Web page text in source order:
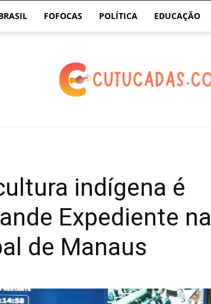
FOFOCAS POLÍTICA EDUCAÇÃO
indígena é
Expediente na
de Manaus